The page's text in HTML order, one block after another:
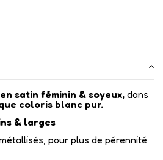
en satin féminin & soyeux, dans
coloris blanc pur.
& larges
, pour plus de pérennité